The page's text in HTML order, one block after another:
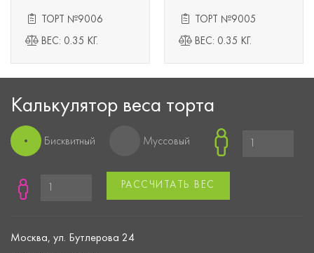
ТОРТ №9006
ВЕС: 0.35 КГ.
ТОРТ №9005
ВЕС: 0.35 КГ.
Калькулятор веса торта
Бисквитный Муссовый
РАССЧИТАТЬ ВЕС
Москва, ул. Бутлерова 24